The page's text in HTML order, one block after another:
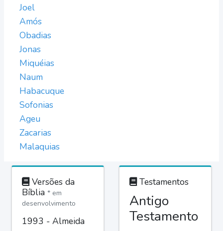
Joel
Amós
Obadias
Jonas
Miquéias
Naum
Habacuque
Sofonias
Ageu
Zacarias
Malaquias
Versões da
Bíblia * em
desenvolvimento
1993 - Almeida
Testamentos
Antigo
Testamento